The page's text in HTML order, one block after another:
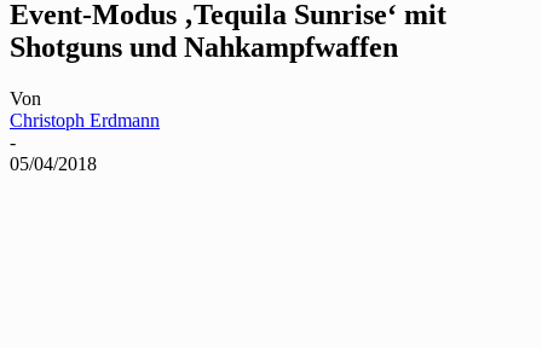
Event-Modus ‚Tequila Sunrise‘ mit
Shotguns und Nahkampfwaffen
Von
Christoph Erdmann
-
05/04/2018